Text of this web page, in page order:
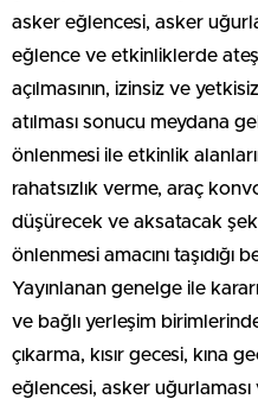
asker eğlencesi, asker
eğlence ve etkinliklerde
açılmasının, izinsiz ve
atılması sonucu meydana
önlenmesi ile etkinlik
rahatsızlık verme, araç
düşürecek ve aksatacak
önlenmesi amacını taşıdığı
Yayınlanan genelge ile
ve bağlı yerleşim
çıkarma, kısır gecesi, kına
eğlencesi, asker